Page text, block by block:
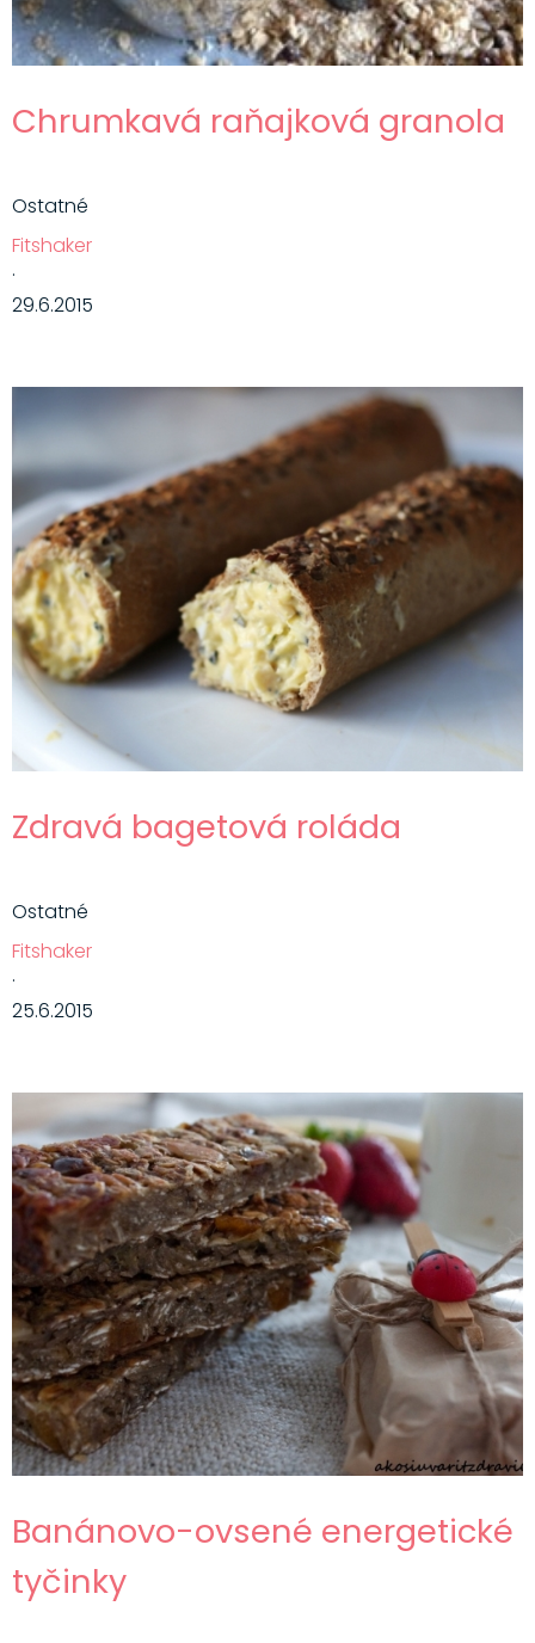
Chrumkavá raňajková granola
Ostatné
Fitshaker
·
29.6.2015
Zdravá bagetová roláda
Ostatné
Fitshaker
·
25.6.2015
Banánovo-ovsené energetické
tyčinky